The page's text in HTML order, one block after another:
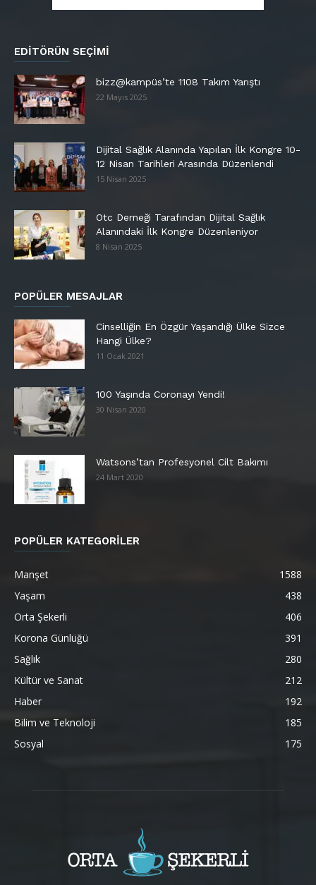
EDITÖRÜN SEÇIMI
bizz@kampüs’te 1108 Takım Yarıştı
22 Mayıs 2025
Dijital Sağlık Alanında Yapılan İlk Kongre 10-
12 Nisan Tarihleri Arasında Düzenlendi
15 Nisan 2025
Otc Derneği Tarafından Dijital Sağlık
Alanındaki İlk Kongre Düzenleniyor
8 Nisan 2025
POPÜLER MESAJLAR
Cinselliğin En Özgür Yaşandığı Ülke Sizce
Hangi Ülke?
11 Ocak 2021
100 Yaşında Coronayı Yendi!
30 Nisan 2020
Watsons’tan Profesyonel Cilt Bakımı
24 Mart 2020
POPÜLER KATEGORİLER
Manşet
1588
Yaşam
438
Orta Şekerli
406
Korona Günlüğü
391
Sağlık
280
Kültür ve Sanat
212
Haber
192
Bilim ve Teknoloji
185
Sosyal
175